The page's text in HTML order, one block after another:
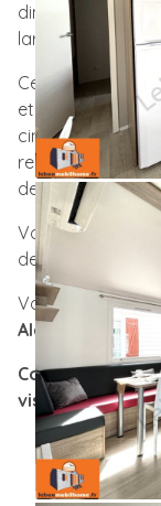
dimensions
large.
Ce Louisiane
et d’une
cinq personnes:
recevoir un lit
de trois vrais
Vous profiterez
de gamme dans
Vous pouvez
Alès
dans le Gard.
Contacter nous
visiter.